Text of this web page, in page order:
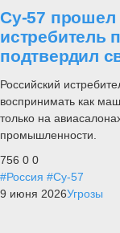
Су-57 прошел
истребитель
подтвердил
Российский
воспринимать как
только на
промышленности.
756 0 0
#Россия #Су-57
9 июня 2026Угрозы